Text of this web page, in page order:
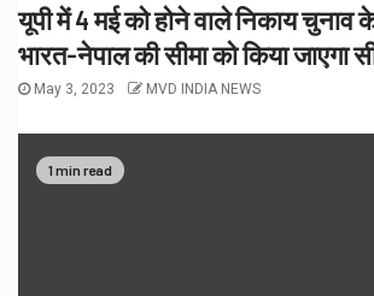
यूपी में 4 मई को होने वाले निकाय
भारत-नेपाल की सीमा को किया जाएगा
May 3, 2023 MVD INDIA NEWS
1 min read